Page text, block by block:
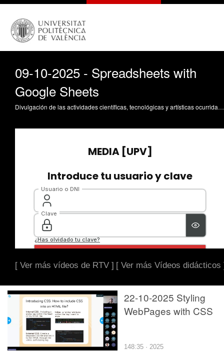
09-10-2025 - Spreadsheets with
Google Sheets
Divulgación de las actividades científicas, tecnológicas y artísticas ocurridas en los tres campus de la UPV
[ Ver más vídeos de RTV ] [ Ver más Vídeos didácticos
22-10-2025 Styling
WebPages with CSS
148:35 · 2025